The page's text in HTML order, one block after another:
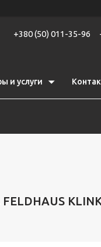
+380 (50) 011-35-96
и услуги